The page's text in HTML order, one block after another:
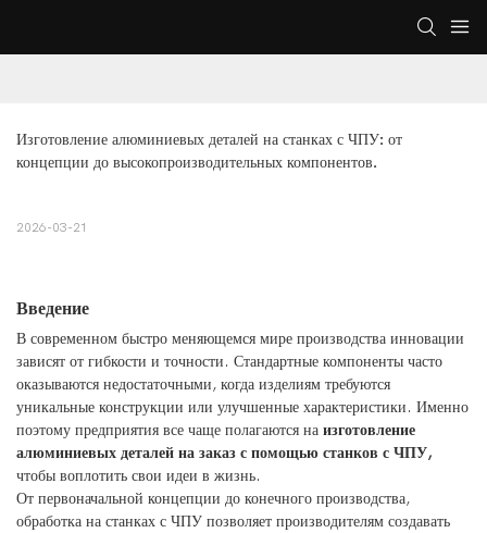
Изготовление алюминиевых деталей на станках с ЧПУ: от
концепции до высокопроизводительных компонентов.
2026-03-21
Введение
В современном быстро меняющемся мире производства инновации
зависят от гибкости и точности. Стандартные компоненты часто
оказываются недостаточными, когда изделиям требуются
уникальные конструкции или улучшенные характеристики. Именно
поэтому предприятия все чаще полагаются на изготовление
алюминиевых деталей на заказ с помощью станков с ЧПУ,
чтобы воплотить свои идеи в жизнь.
От первоначальной концепции до конечного производства,
обработка на станках с ЧПУ позволяет производителям создавать